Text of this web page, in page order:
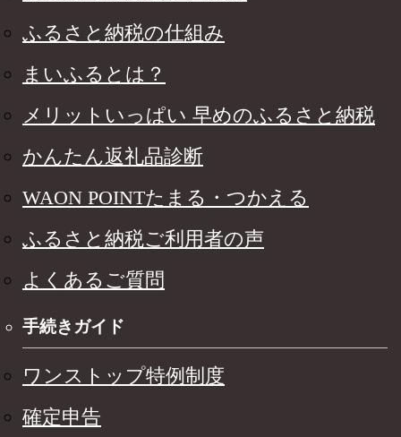
ふるさと納税の仕組み
まいふるとは？
メリットいっぱい 早めのふるさと納税
かんたん返礼品診断
WAON POINTたまる・つかえる
ふるさと納税ご利用者の声
よくあるご質問
手続きガイド
ワンストップ特例制度
確定申告